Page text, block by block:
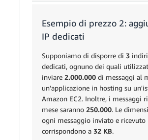
Unità Prezzo
Messaggi
in uscita
250.000
€
Esempio di prezzo 2:
IP dedicati
Supponiamo di disporre di 3
dedicati, ognuno dei quali
inviare 2.000.000 di messaggi al
un'applicazione in hosting su
Amazon EC2. Inoltre, i messaggi
mese saranno 250.000. Le
ogni messaggio inviato e ricevuto
corrispondono a 32 KB.